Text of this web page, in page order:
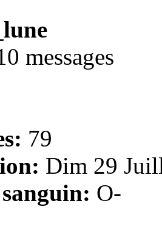
messages
79
Dim 29
O-